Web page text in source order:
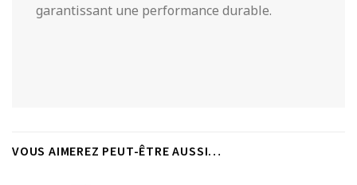
garantissant une performance durable.
VOUS AIMEREZ PEUT-ÊTRE AUSSI…